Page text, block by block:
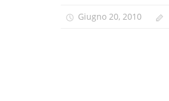
Giugno 20, 2010